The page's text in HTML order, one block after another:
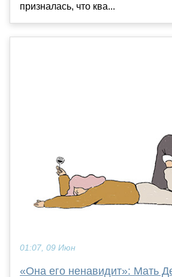
призналась, что ква...
01:07, 09 Июн
«Она его ненавидит»: Мать